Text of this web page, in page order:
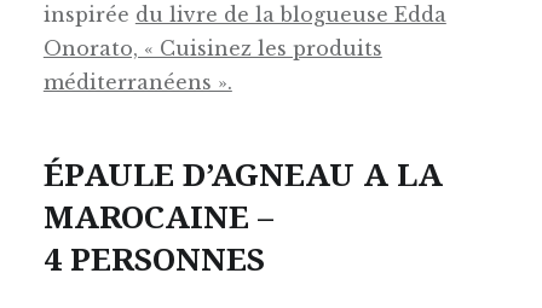
inspirée du livre de la blogueuse Edda
Onorato, « Cuisinez les produits
méditerranéens ».
ÉPAULE D’AGNEAU A LA
MAROCAINE –
4 PERSONNES